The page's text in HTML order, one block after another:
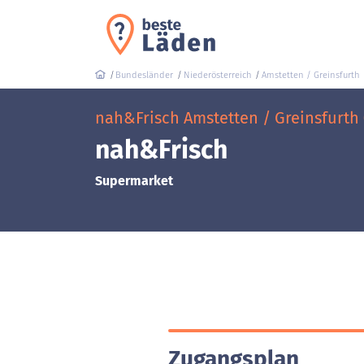
Bundesländer Niederösterreich Amstetten / Greinsfurth
nah&Frisch Amstetten /
nah&Frisch
Supermarket